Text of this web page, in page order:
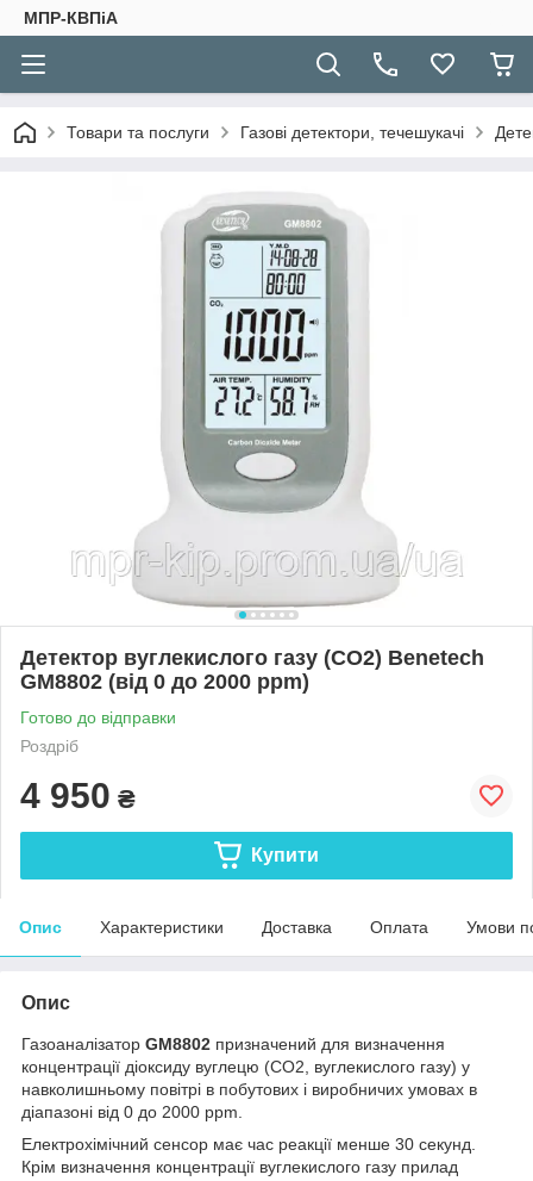
МПР-КВПіА
Товари та послуги Газові детектори, течешукачі
Детектор вуглекислого газу (CO2) Benetech
GM8802 (від 0 до 2000 ppm)
Готово до відправки
Роздріб
4 950 ₴
Купити
Опис Характеристики Доставка Оплата Умови
Опис
Газоаналізатор GM8802 призначений для визначення
концентрації діоксиду вуглецю (СО2, вуглекислого газу) у
навколишньому повітрі в побутових і виробничих умовах в
діапазоні від 0 до 2000 ppm.
Електрохімічний сенсор має час реакції менше 30 секунд.
Крім визначення концентрації вуглекислого газу прилад